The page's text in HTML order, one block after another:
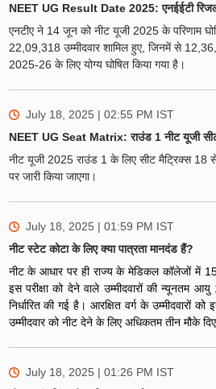
NEET UG Result Date 2025: एनईईटी
एनटीए ने 14 जून को नीट यूजी 2025 के परिणाम
22,09,318 उम्मीदवार शामिल हुए, जिनमें से
2025-26 के लिए योग्य घोषित किया गया है।
July 18, 2025 | 02:55 PM IST
NEET UG Seat Matrix: राउंड 1 नीट यूजी
नीट यूजी 2025 राउंड 1 के लिए सीट मैट्रिक्स 18
पर जारी किया जाएगा।
July 18, 2025 | 01:59 PM IST
नीट स्टेट कोटा के लिए क्या पात्रता मानदंड हैं?
नीट के आधार पर ही राज्य के मेडिकल कॉलेजों में 15
इस परीक्षा को देने वाले उम्मीदवारों की न्यूनतम
निर्धारित की गई है। आरक्षित वर्ग के उम्मीदवारों
उम्मीदवार को नीट देने के लिए अधिकतम तीन मौके
July 18, 2025 | 01:26 PM IST